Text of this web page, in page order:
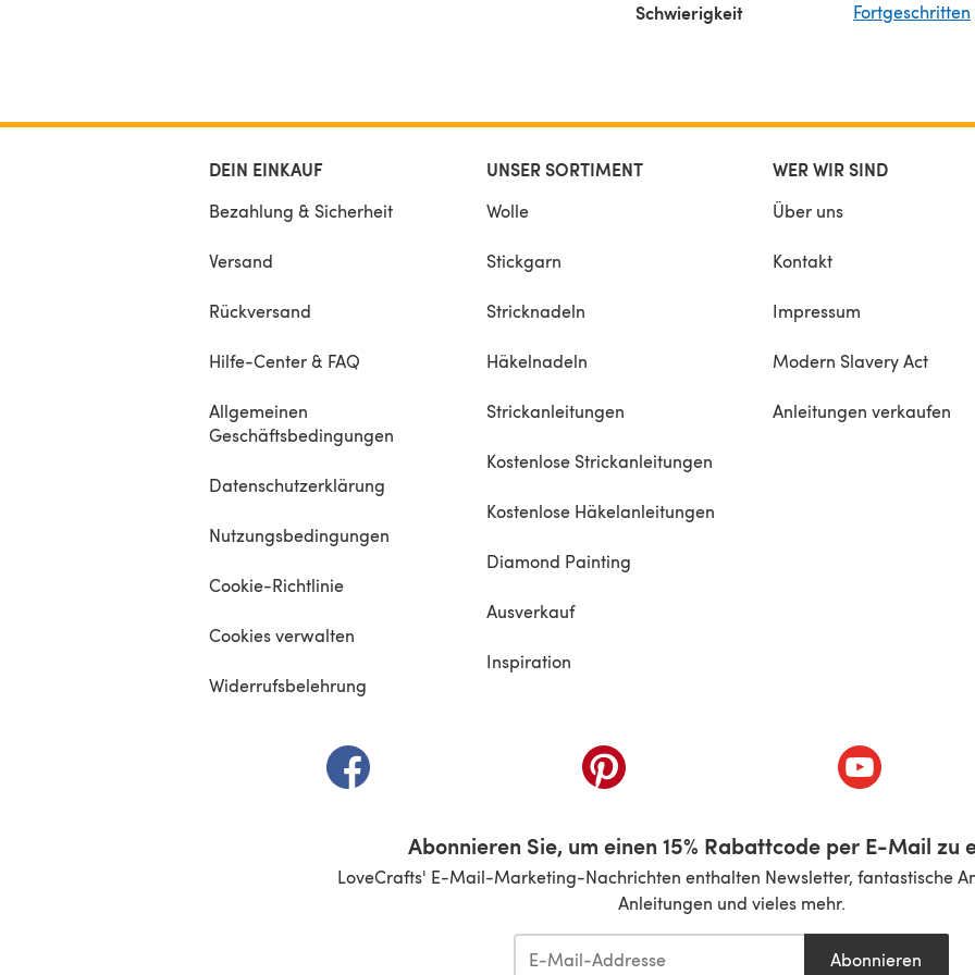
Schwierigkeit Fortgeschritten
DEIN EINKAUF
Bezahlung & Sicherheit
Versand
Rückversand
Hilfe-Center & FAQ
Allgemeinen
Geschäftsbedingungen
Datenschutzerklärung
Nutzungsbedingungen
Cookie-Richtlinie
Cookies verwalten
Widerrufsbelehrung
UNSER SORTIMENT
Wolle
Stickgarn
Stricknadeln
Häkelnadeln
Strickanleitungen
Kostenlose Strickanleitungen
Kostenlose Häkelanleitungen
Diamond Painting
Ausverkauf
Inspiration
WER WIR SIND
Über uns
Kontakt
Impressum
Modern Slavery Act
Anleitungen verkaufen
(öffnet sich in einem neuen Tab)(öffnet sich in einem neuen Tab)(öffnet sich in
Abonnieren Sie, um einen 15% Rabattcode per E-Mail zu
LoveCrafts' E-Mail-Marketing-Nachrichten enthalten Newsletter, fantastische
Anleitungen und vieles mehr.
Abonnieren